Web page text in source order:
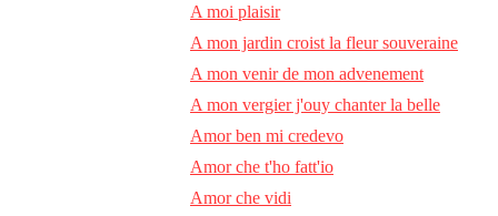
A moi plaisir
A mon jardin croist la fleur souveraine
A mon venir de mon advenement
A mon vergier j'ouy chanter la belle
Amor ben mi credevo
Amor che t'ho fatt'io
Amor che vidi